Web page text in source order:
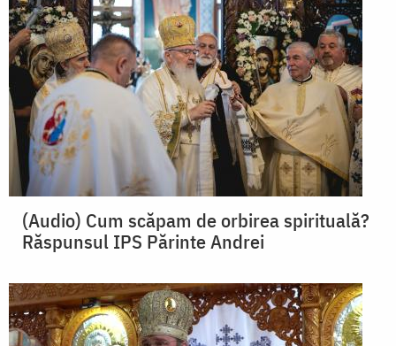
(Audio) Cum scăpam de orbirea spirituală?
Răspunsul IPS Părinte Andrei